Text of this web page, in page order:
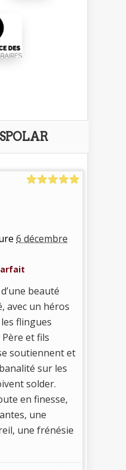
6 décembre
beauté
avec un héros
les flingues
Père et fils
soutiennent et
sur les
solder.
en finesse,
une
une frénésie